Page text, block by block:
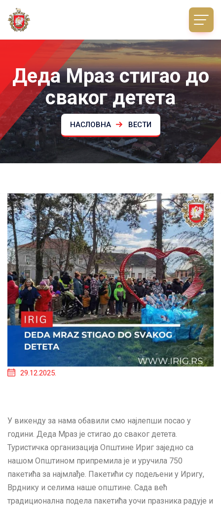
Деда Мраз стигао до
сваког детета
НАСЛОВНА ВЕСТИ
29.12.2025.
У викенду за нама обавили смо најлепши посао у
години. Деда Мраз је стигао до сваког детета.
Туристичка организација Општине Ириг заједно са
нашом Општином припремила је и уручила 750
пакетића за најмлађе. Пакетићи су подељени у Иригу,
Врднику и селима наше општине. Сада већ
традиционална подела пакетића уочи празника радује и